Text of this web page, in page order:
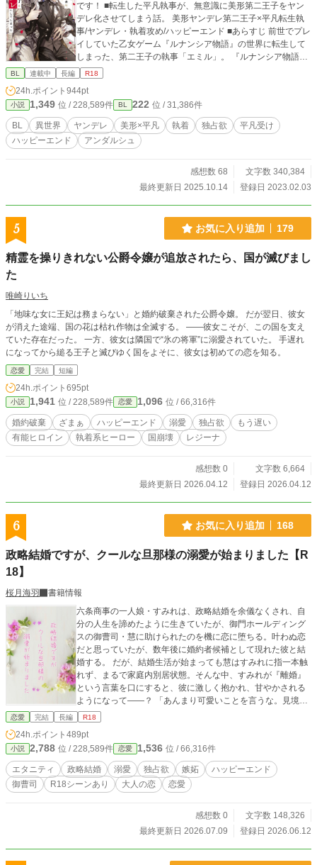
です！ ■転生した平凡執事が、無意識に美形第二王子をヤン
デレ化させてしまう話。 美形ヤンデレ第二王子×平凡転生執
事/ヤンデレ・執着攻め/ハッピーエンド ■あらすじ 前世でプレ
イしていた乙女ゲーム『ルナンシア物語』の世界に転生して
しまった、第二王子の執事「エミル」。 『ルナンシア物語』
は、ヒロインの聖女「マリア」が、俺様系第一王子「イザ
ルベルト」、この二人の王子から取り合いをされるドキドキ
の乙女ゲームである。 しかし、単なる脇役執事であるエミル
は、主人である第二王子アルベルトと、ヒロインのマリアが
結ばれなければ死んでしまう！ 死を回避するため奮闘する
エミルだったが、なぜかアルベルトはマリアに興味がなく、
■注意書き ※カップリングは固定、総受けではありませんの
でご了承ください。 ※サブキャラ同士ですが、男女カップリ
BL 連載中 長編 R18
24h.ポイント 944pt
小説 1,349 位 / 228,589件 BL 222 位 / 31,386件
BL 異世界 ヤンデレ 美形×平凡 執着 独占欲
平凡受け
ハッピーエンド
アンダルシュ
感想数 68
文字数 340,384
最終更新日 2025.10.14
登録日 2023.02.03
5 お気に入り追加 179
精霊を操りきれない公爵令嬢が追放されたら、国が滅びまし
た
唯崎りいち
「地味な女に王妃は務まらない」と婚約破棄された公爵令嬢。 だが翌日、彼女
が消えた途端、国の花は枯れ作物は全滅する。 ――彼女こそが、この国を支え
ていた存在だった。 一方、彼女は隣国で“氷の将軍”に溺愛されていた。 手遅れ
になってから縋る王子と滅びゆく国をよそに、彼女は初めての恋を知る。
恋愛 完結 短編
24h.ポイント 695pt
小説 1,941 位 / 228,589件 恋愛 1,096 位 / 66,316件
婚約破棄 ざまぁ ハッピーエンド 溺愛 独占欲
もう遅い
有能ヒロイン
執着系ヒーロー 国崩壊 レジーナ
感想数 0
文字数 6,664
最終更新日 2026.04.12
登録日 2026.04.12
6 お気に入り追加 168
政略結婚ですが、クールな旦那様の溺愛が始まりました【R
18】
桜月海羽
書籍情報
六条商事の一人娘・すみれは、政略結婚を余儀なくされ、自
分の人生を諦めたように生きていたが、御門ホールディング
スの御曹司・慧に助けられたのを機に恋に堕ちる。叶わぬ恋
だと思っていたが、数年後に婚約者候補として現れた彼と結
婚する。 だが、結婚生活が始まっても慧はすみれに指一本触
れず、まるで家庭内別居状態。そんな中、すみれが『離婚』
という言葉を口にすると、彼に激しく抱かれ、甘やかされる
ようになって――？ 「あんまり可愛いことを言うな。見境な
く抱いて、壊しそうになるから」 元華族・経営難に陥ってい
Sumire Rokujo × 御門ホールディン
グス御曹司・取締役副社長 御門慧(32)
Kei Mikado *・゜:.゜・*:.。..。.:*・゜・*:.。. .。.:
*・゜゜・* .。.:*.。.:*・゜ 愛されなくても、愛している人と結
婚したかった .。.:*・゜:. .。.:*・゜゜・**・゜゜・*:.。..。.:
＊執筆期間＊ 2026/3/30～2026/6/7 ＊アルファポリス＊ 202
6/6/12〜2026/7/9 ※こちらの作品は、ベリーズカフェ・エブ
恋愛 完結 長編 R18
24h.ポイント 489pt
小説 2,788 位 / 228,589件 恋愛 1,536 位 / 66,316件
エタニティ 政略結婚 溺愛 独占欲 嫉妬
ハッピーエンド
御曹司
R18シーンあり 大人の恋 恋愛
感想数 0
文字数 148,326
最終更新日 2026.07.09
登録日 2026.06.12